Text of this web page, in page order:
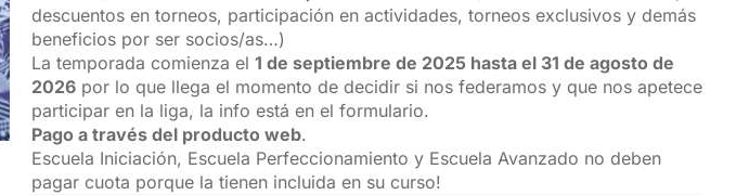
descuentos en torneos, participación en actividades, torneos exclusivos y demás
beneficios por ser socios/as…)
La temporada comienza el 1 de septiembre de 2025 hasta el 31 de agosto de
2026 por lo que llega el momento de decidir si nos federamos y que nos apetece
participar en la liga, la info está en el formulario.
Pago a través del producto web.
Escuela Iniciación, Escuela Perfeccionamiento y Escuela Avanzado no deben
pagar cuota porque la tienen incluida en su curso!